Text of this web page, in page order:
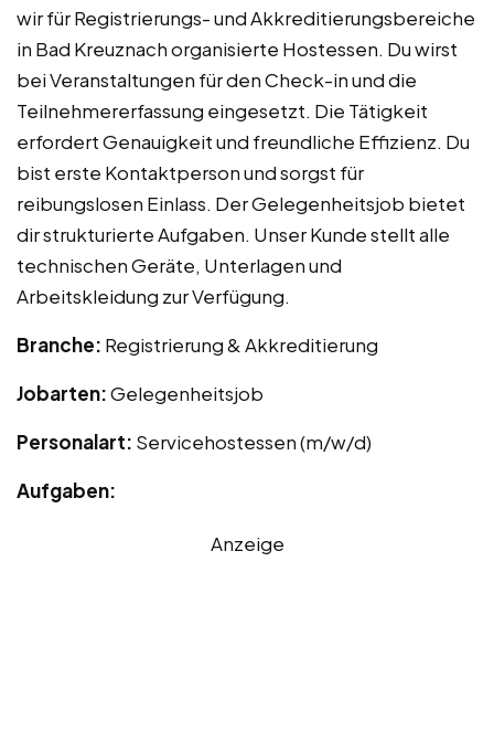
wir für Registrierungs- und Akkreditierungsbereiche
in Bad Kreuznach organisierte Hostessen. Du wirst
bei Veranstaltungen für den Check-in und die
Teilnehmererfassung eingesetzt. Die Tätigkeit
erfordert Genauigkeit und freundliche Effizienz. Du
bist erste Kontaktperson und sorgst für
reibungslosen Einlass. Der Gelegenheitsjob bietet
dir strukturierte Aufgaben. Unser Kunde stellt alle
technischen Geräte, Unterlagen und
Arbeitskleidung zur Verfügung.
Branche: Registrierung & Akkreditierung
Jobarten:Gelegenheitsjob
Personalart: Servicehostessen (m/w/d)
Aufgaben:
Anzeige